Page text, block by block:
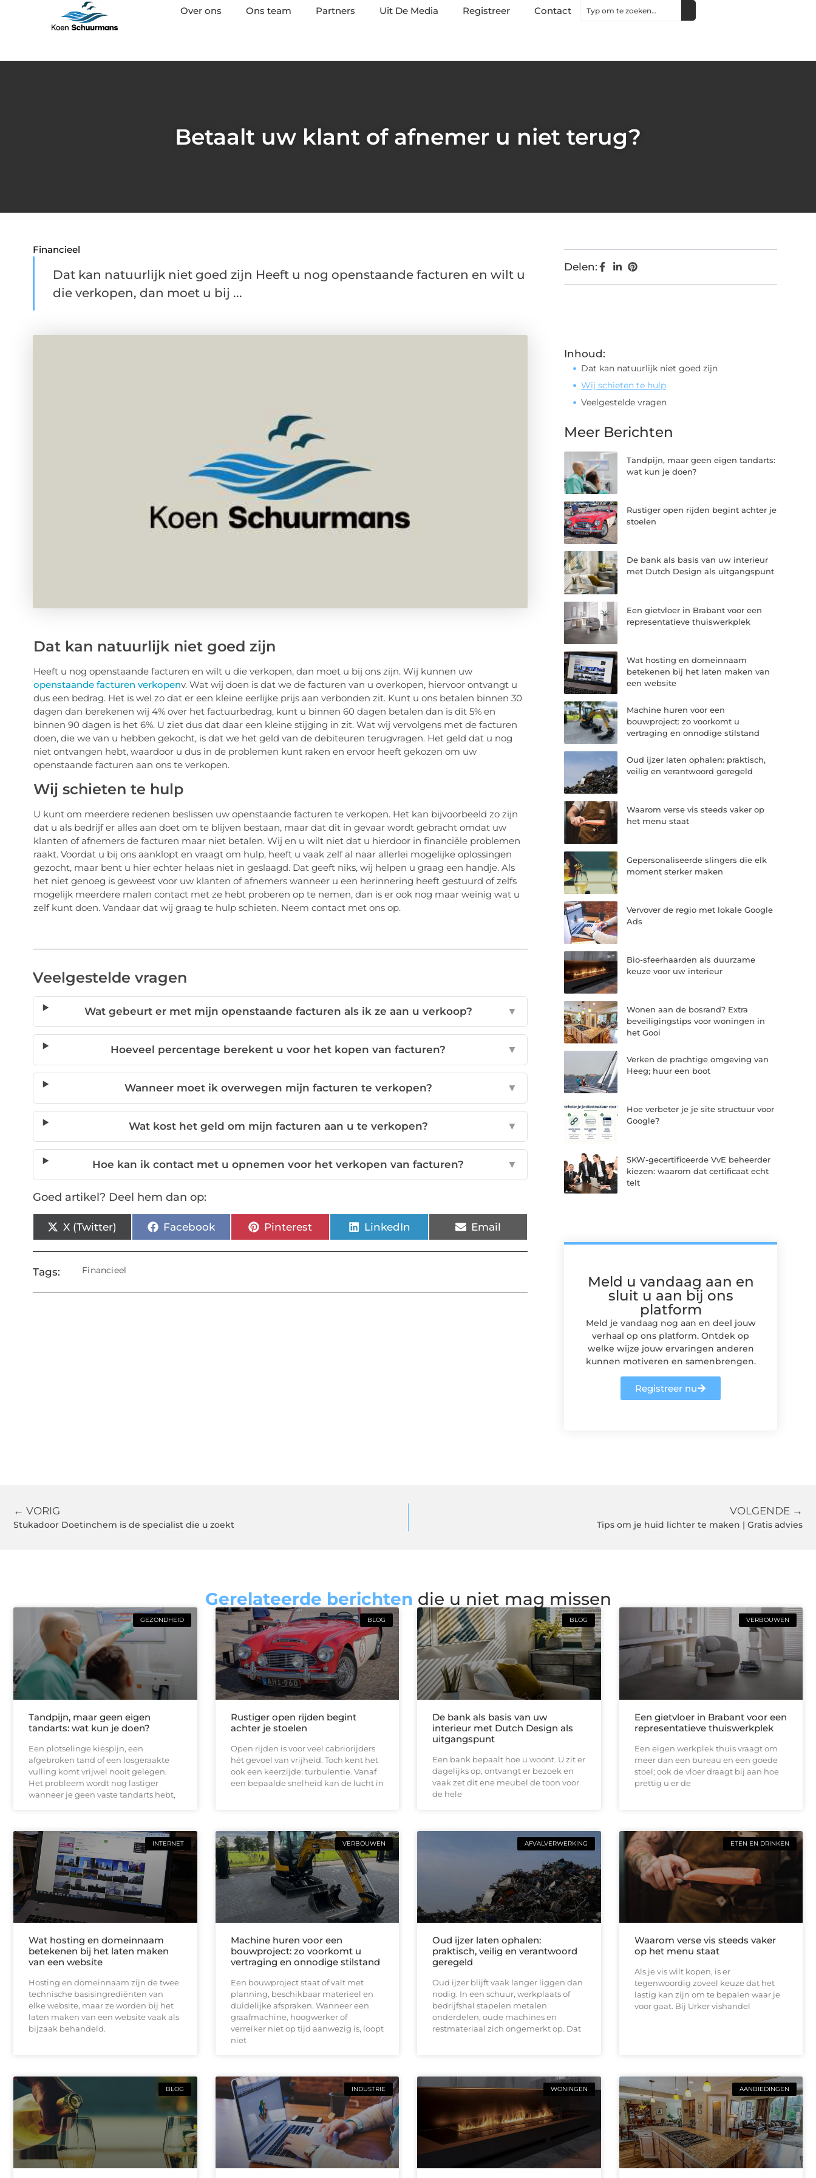
Over ons Ons team Partners Uit De Media Registreer Contact
Betaalt uw klant of afnemer u niet terug?
Financieel
Dat kan natuurlijk niet goed zijn Heeft u nog openstaande facturen en wilt u
die verkopen, dan moet u bij ...
Dat kan natuurlijk niet goed zijn
Heeft u nog openstaande facturen en wilt u die verkopen, dan moet u bij ons zijn. Wij kunnen uw
openstaande facturen verkopenv. Wat wij doen is dat we de facturen van u overkopen, hiervoor ontvangt u
dus een bedrag. Het is wel zo dat er een kleine eerlijke prijs aan verbonden zit. Kunt u ons betalen binnen 30
dagen dan berekenen wij 4% over het factuurbedrag, kunt u binnen 60 dagen betalen dan is dit 5% en
binnen 90 dagen is het 6%. U ziet dus dat daar een kleine stijging in zit. Wat wij vervolgens met de facturen
doen, die we van u hebben gekocht, is dat we het geld van de debiteuren terugvragen. Het geld dat u nog
niet ontvangen hebt, waardoor u dus in de problemen kunt raken en ervoor heeft gekozen om uw
openstaande facturen aan ons te verkopen.
Wij schieten te hulp
U kunt om meerdere redenen beslissen uw openstaande facturen te verkopen. Het kan bijvoorbeeld zo zijn
dat u als bedrijf er alles aan doet om te blijven bestaan, maar dat dit in gevaar wordt gebracht omdat uw
klanten of afnemers de facturen maar niet betalen. Wij en u wilt niet dat u hierdoor in financiële problemen
raakt. Voordat u bij ons aanklopt en vraagt om hulp, heeft u vaak zelf al naar allerlei mogelijke oplossingen
gezocht, maar bent u hier echter helaas niet in geslaagd. Dat geeft niks, wij helpen u graag een handje. Als
het niet genoeg is geweest voor uw klanten of afnemers wanneer u een herinnering heeft gestuurd of zelfs
mogelijk meerdere malen contact met ze hebt proberen op te nemen, dan is er ook nog maar weinig wat u
zelf kunt doen. Vandaar dat wij graag te hulp schieten. Neem contact met ons op.
Veelgestelde vragen
Wat gebeurt er met mijn openstaande facturen als ik ze aan u verkoop? ▼
Hoeveel percentage berekent u voor het kopen van facturen? ▼
Wanneer moet ik overwegen mijn facturen te verkopen? ▼
Wat kost het geld om mijn facturen aan u te verkopen? ▼
Hoe kan ik contact met u opnemen voor het verkopen van facturen? ▼
Goed artikel? Deel hem dan op:
X (Twitter) Facebook Pinterest LinkedIn Email
Tags: Financieel
Delen:
Inhoud:
Dat kan natuurlijk niet goed zijn
Wij schieten te hulp
Veelgestelde vragen
Meer Berichten
Tandpijn, maar geen eigen tandarts:
wat kun je doen?
Rustiger open rijden begint achter je
stoelen
De bank als basis van uw interieur
met Dutch Design als uitgangspunt
Een gietvloer in Brabant voor een
representatieve thuiswerkplek
Wat hosting en domeinnaam
betekenen bij het laten maken van
een website
Machine huren voor een
bouwproject: zo voorkomt u
vertraging en onnodige stilstand
Oud ijzer laten ophalen: praktisch,
veilig en verantwoord geregeld
Waarom verse vis steeds vaker op
het menu staat
Gepersonaliseerde slingers die elk
moment sterker maken
Vervover de regio met lokale Google
Ads
Bio-sfeerhaarden als duurzame
keuze voor uw interieur
Wonen aan de bosrand? Extra
beveiligingstips voor woningen in
het Gooi
Verken de prachtige omgeving van
Heeg; huur een boot
Hoe verbeter je je site structuur voor
Google?
SKW-gecertificeerde VvE beheerder
kiezen: waarom dat certificaat echt
telt
Meld u vandaag aan en
sluit u aan bij ons
platform
Meld je vandaag nog aan en deel jouw
verhaal op ons platform. Ontdek op
welke wijze jouw ervaringen anderen
kunnen motiveren en samenbrengen.
Registreer nu
← VORIG
Stukadoor Doetinchem is de specialist die u zoekt
VOLGENDE →
Tips om je huid lichter te maken | Gratis advies
Gerelateerde berichten die u niet mag missen
GEZONDHEID
Tandpijn, maar geen eigen
tandarts: wat kun je doen?
Een plotselinge kiespijn, een
afgebroken tand of een losgeraakte
vulling komt vrijwel nooit gelegen.
Het probleem wordt nog lastiger
wanneer je geen vaste tandarts hebt,
BLOG
Rustiger open rijden begint
achter je stoelen
Open rijden is voor veel cabriorijders
hét gevoel van vrijheid. Toch kent het
ook een keerzijde: turbulentie. Vanaf
een bepaalde snelheid kan de lucht in
BLOG
De bank als basis van uw
interieur met Dutch Design als
uitgangspunt
Een bank bepaalt hoe u woont. U zit er
dagelijks op, ontvangt er bezoek en
vaak zet dit ene meubel de toon voor
de hele
VERBOUWEN
Een gietvloer in Brabant voor een
representatieve thuiswerkplek
Een eigen werkplek thuis vraagt om
meer dan een bureau en een goede
stoel; ook de vloer draagt bij aan hoe
prettig u er de
INTERNET
Wat hosting en domeinnaam
betekenen bij het laten maken
van een website
Hosting en domeinnaam zijn de twee
technische basisingrediënten van
elke website, maar ze worden bij het
laten maken van een website vaak als
bijzaak behandeld.
VERBOUWEN
Machine huren voor een
bouwproject: zo voorkomt u
vertraging en onnodige stilstand
Een bouwproject staat of valt met
planning, beschikbaar materieel en
duidelijke afspraken. Wanneer een
graafmachine, hoogwerker of
verreiker niet op tijd aanwezig is, loopt
niet
AFVALVERWERKING
Oud ijzer laten ophalen:
praktisch, veilig en verantwoord
geregeld
Oud ijzer blijft vaak langer liggen dan
nodig. In een schuur, werkplaats of
bedrijfshal stapelen metalen
onderdelen, oude machines en
restmateriaal zich ongemerkt op. Dat
ETEN EN DRINKEN
Waarom verse vis steeds vaker
op het menu staat
Als je vis wilt kopen, is er
tegenwoordig zoveel keuze dat het
lastig kan zijn om te bepalen waar je
voor gaat. Bij Urker vishandel
BLOG INDUSTRIE WONINGEN AANBIEDINGEN